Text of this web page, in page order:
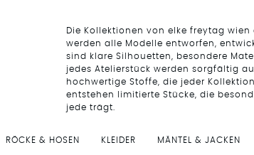
Die Kollektionen von elke freytag wien
werden alle Modelle entworfen,
sind klare Silhouetten, besondere
jedes Atelierstück werden sorgfältig
hochwertige Stoffe, die jeder
entstehen limitierte Stücke, die
jede trägt.
RÖCKE & HOSEN KLEIDER MÄNTEL & JACKEN